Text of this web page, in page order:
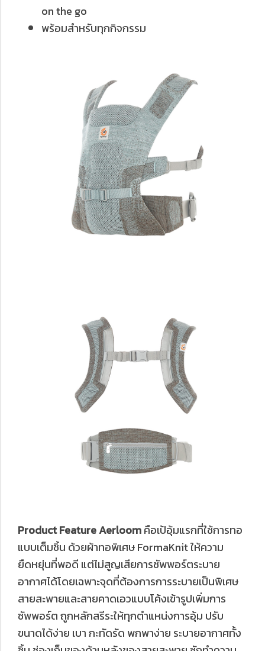
on the go
พร้อมสำหรับทุกกิจกรรม
Product Feature Aerloomคือเป้อุ้มแรกที่ใช้การทอ
แบบเต็มชิ้น ด้วยผ้าทอพิเศษ FormaKnit ให้ความ
ยืดหยุ่นที่พอดี แต่ไม่สูญเสียการซัพพอร์ตระบาย
อากาศได้โดยเฉพาะจุดที่ต้องการการระบายเป็นพิเศษ
สายสะพายและสายคาดเอวแบบโค้งเข้ารูปเพิ่มการ
ซัพพอร์ต ถูกหลักสรีระให้ทุกตำแหน่งการอุ้ม ปรับ
ขนาดได้ง่าย เบา กะทัดรัด พกพาง่าย ระบายอากาศทั้ง